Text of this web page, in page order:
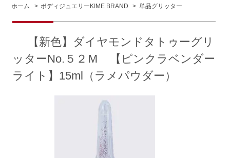
ホーム > ボディジュエリーKIME BRAND > 単品グリッター
【新色】ダイヤモンドタトゥーグリ
ッターNo.５２Ｍ 【ピンクラベンダー
ライト】15ml（ラメパウダー）